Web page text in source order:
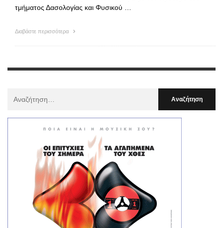
τμήματος Δασολογίας και Φυσικού …
Διαβάστε περισσότερα
: